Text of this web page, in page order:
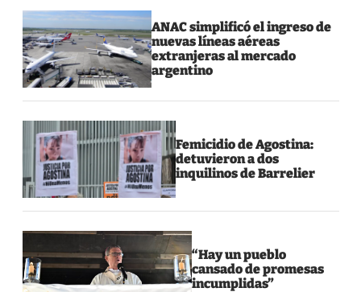
ANAC simplificó el ingreso de
nuevas líneas aéreas
extranjeras al mercado
argentino
Femicidio de Agostina:
detuvieron a dos
inquilinos de Barrelier
“Hay un pueblo
cansado de promesas
incumplidas”